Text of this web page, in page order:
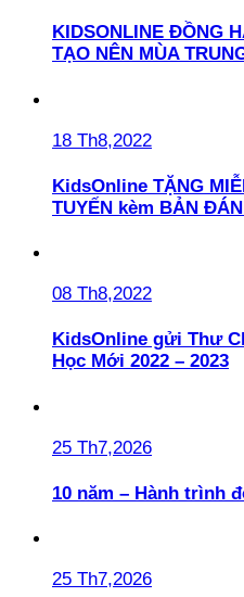
KIDSONLINE ĐỒNG
TẠO NÊN MÙA
18 Th8,2022
KidsOnline TẶNG
TUYẾN kèm BẢN
08 Th8,2022
KidsOnline gửi Thư
Học Mới 2022 – 2023
25 Th7,2026
10 năm – Hành trình
25 Th7,2026